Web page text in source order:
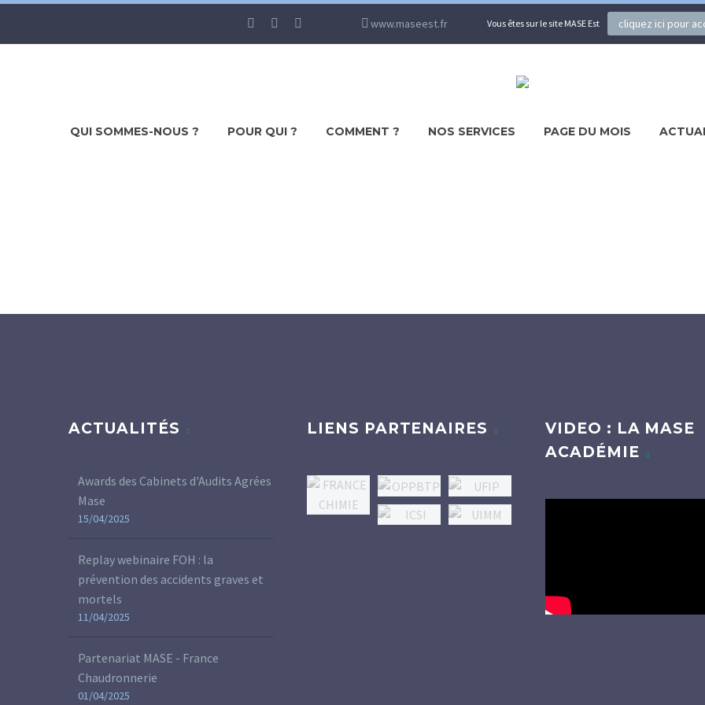
www.maseest.fr Vous êtes sur le site MASE Est cliquez ici pour
QUI SOMMES-NOUS ? POUR QUI ? COMMENT ? NOS SERVICES PAGE DU MOIS
ACTUALITÉS
Awards des Cabinets d'Audits Agrées
Mase
15/04/2025
Replay webinaire FOH : la
prévention des accidents graves et
mortels
11/04/2025
Partenariat MASE - France
Chaudronnerie
01/04/2025
LIENS PARTENAIRES
VIDEO : LA MASE
ACADÉMIE